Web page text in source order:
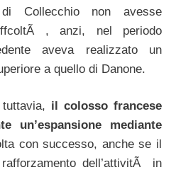
di Collecchio non avesse
, anzi, nel periodo
aveva realizzato un
a quello di Danone.
il colosso francese
un’espansione mediante
con successo, anche se il
dell’attivitÃ in